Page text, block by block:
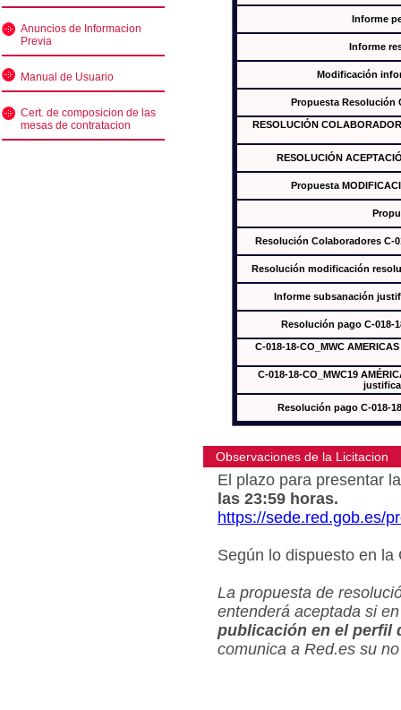
Anuncios de Informacion
Previa
Manual de Usuario
Cert. de composicion de las
mesas de contratacion
Informe
Informe
Modificación
Propuesta Resolución
RESOLUCIÓN
RESOLUCIÓN
Propuesta
Resolución Colaboradores C-
Resolución modificación
Informe subsanación
Resolución pago C-018-
C-018-18-CO_MWC
C-018-18-CO_MWC19
Resolución pago C-018-
Observaciones de la Licitacion
El plazo para presentar
las 23:59 horas.
https://sede.red.gob.es/
Según lo dispuesto en
La propuesta de
entenderá aceptada si
publicación en el perfil
comunica a Red.es su